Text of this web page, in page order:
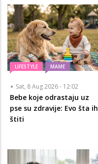
LIFESTYLE MAME
Sat, 8 Aug 2026 - 12:02
Bebe koje odrastaju uz
pse su zdravije: Evo šta ih
štiti